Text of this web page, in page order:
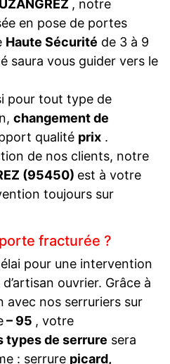
, notre
en pose de portes
Haute Sécurité de 3 à 9
saura vous guider vers le
pour tout type de
changement de
qualité prix .
de nos clients, notre
(95450) est à votre
toujours sur
fracturée ?
pour une intervention
ouvrier. Grâce à
avec nos serruriers sur
– 95 , votre
types de serrure sera
: serrure picard,